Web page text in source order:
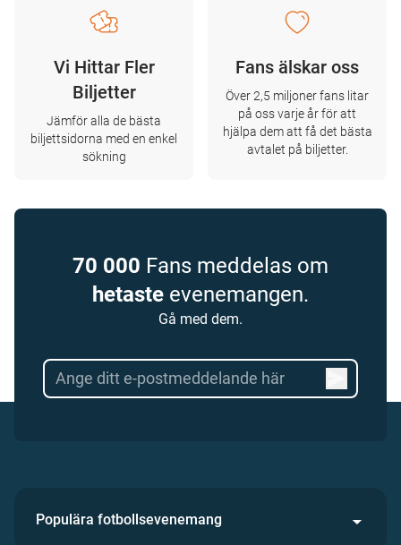
Vi Hittar Fler
Biljetter
Jämför alla de bästa
biljettsidorna med en enkel
sökning
Fans älskar oss
Över 2,5 miljoner fans litar
på oss varje år för att
hjälpa dem att få det bästa
avtalet på biljetter.
70 000 Fans meddelas om
hetaste evenemangen.
Gå med dem.
Populära fotbollsevenemang